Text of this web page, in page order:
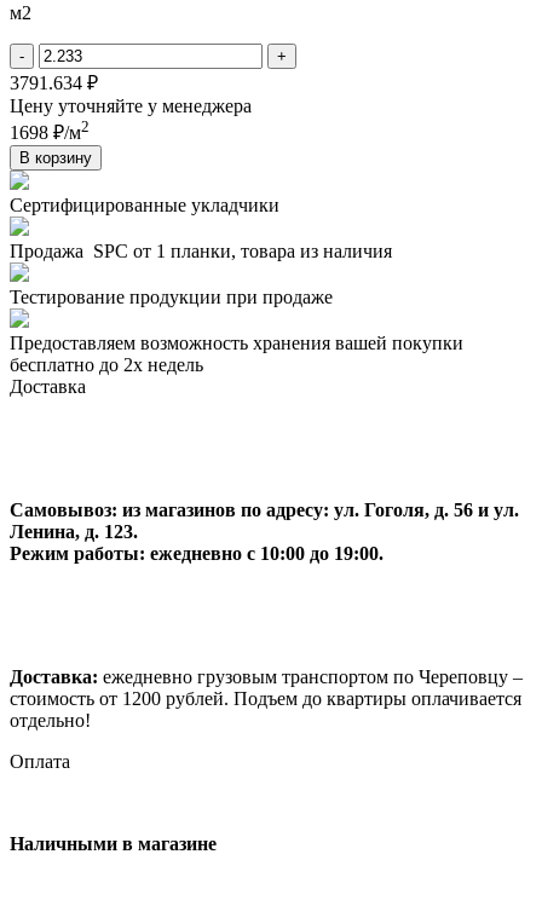
м2
- +
3791.634 ₽
Цену уточняйте у менеджера
1698 ₽/м2
В корзину
Сертифицированные укладчики
Продажа SPC от 1 планки, товара из наличия
Тестирование продукции при продаже
Предоставляем возможность хранения вашей покупки
бесплатно до 2х недель
Доставка
Самовывоз: из магазинов по адресу: ул. Гоголя, д. 56 и ул.
Ленина, д. 123.
Режим работы: ежедневно с 10:00 до 19:00.
Доставка: ежедневно грузовым транспортом по Череповцу –
стоимость от 1200 рублей. Подъем до квартиры оплачивается
отдельно!
Оплата
Наличными в магазине